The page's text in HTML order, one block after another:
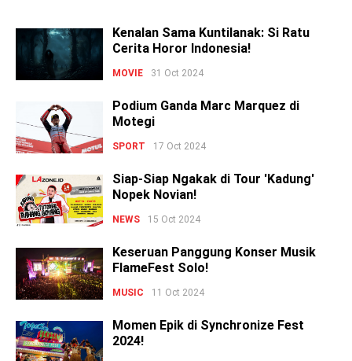
Kenalan Sama Kuntilanak: Si Ratu
Cerita Horor Indonesia!
MOVIE 31 Oct 2024
Podium Ganda Marc Marquez di
Motegi
SPORT 17 Oct 2024
Siap-Siap Ngakak di Tour 'Kadung'
Nopek Novian!
NEWS 15 Oct 2024
Keseruan Panggung Konser Musik
FlameFest Solo!
MUSIC 11 Oct 2024
Momen Epik di Synchronize Fest
2024!